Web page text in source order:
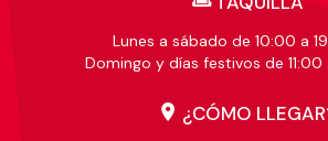
Lunes a sábado de 10:00 a
Domingo y días festivos de 11:00
¿CÓMO